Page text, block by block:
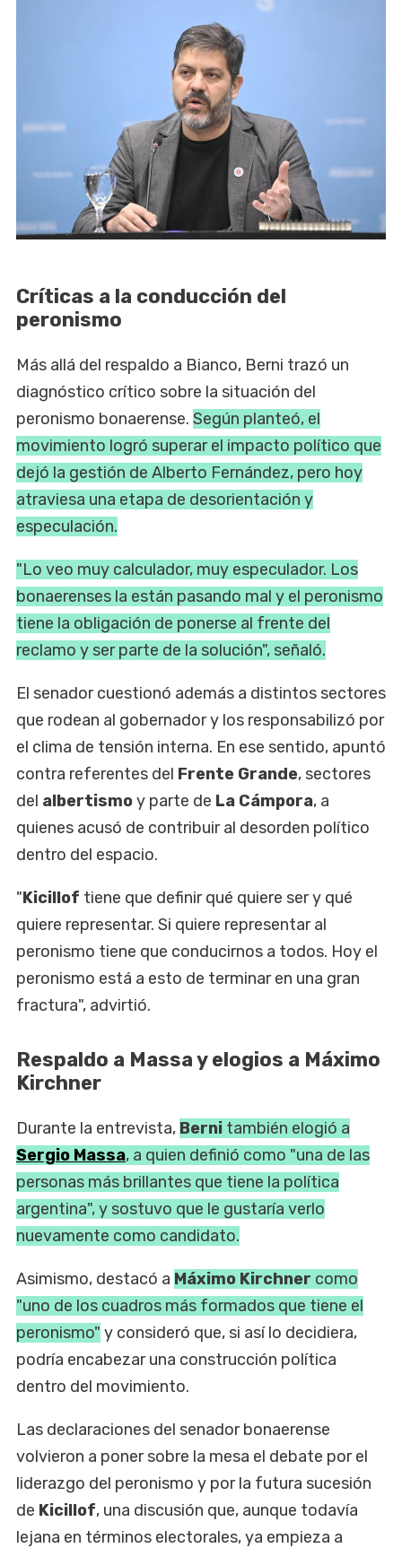
Críticas a la conducción del
peronismo
Más allá del respaldo a Bianco, Berni trazó un
diagnóstico crítico sobre la situación del
peronismo bonaerense. Según planteó, el
movimiento logró superar el impacto político que
dejó la gestión de Alberto Fernández, pero hoy
atraviesa una etapa de desorientación y
especulación.
"Lo veo muy calculador, muy especulador. Los
bonaerenses la están pasando mal y el peronismo
tiene la obligación de ponerse al frente del
reclamo y ser parte de la solución", señaló.
El senador cuestionó además a distintos sectores
que rodean al gobernador y los responsabilizó por
el clima de tensión interna. En ese sentido, apuntó
contra referentes del Frente Grande, sectores
del albertismoy parte de La Cámpora, a
quienes acusó de contribuir al desorden político
dentro del espacio.
"Kicillof tiene que definir qué quiere ser y qué
quiere representar. Si quiere representar al
peronismo tiene que conducirnos a todos. Hoy el
peronismo está a esto de terminar en una gran
fractura", advirtió.
Respaldo a Massa y elogios a Máximo
Kirchner
Durante la entrevista, Berni también elogió a
Sergio Massa, a quien definió como "una de las
personas más brillantes que tiene la política
argentina", y sostuvo que le gustaría verlo
nuevamente como candidato.
Asimismo, destacó a Máximo Kirchner como
"uno de los cuadros más formados que tiene el
peronismo" y consideró que, si así lo decidiera,
podría encabezar una construcción política
dentro del movimiento.
Las declaraciones del senador bonaerense
volvieron a poner sobre la mesa el debate por el
liderazgo del peronismo y por la futura sucesión
de Kicillof, una discusión que, aunque todavía
lejana en términos electorales, ya empieza a